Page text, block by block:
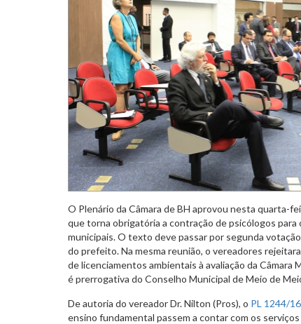
O Plenário da Câmara de BH aprovou nesta quarta-
que torna obrigatória a contração de psicólogos para
municipais. O texto deve passar por segunda
do prefeito. Na mesma reunião, o vereadores
de licenciamentos ambientais à avaliação da Câmara
é prerrogativa do Conselho Municipal de Meio de
De autoria do vereador Dr. Nilton (Pros), o PL 1244/16
ensino fundamental passem a contar com os